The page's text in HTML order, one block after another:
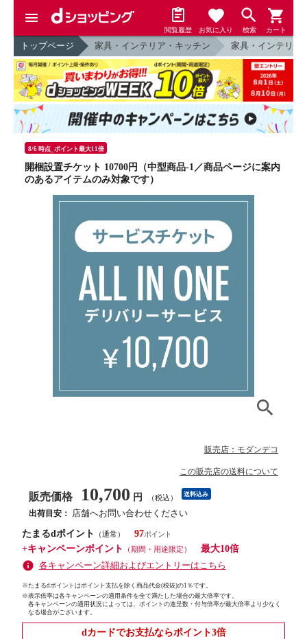
閲覧履歴 お気に入り 検索 カート
トップページ 家具・インテリア・キッチン 家具・インテリア
8/6 時点_ポイント最大11倍
開梱設置チケット 10700円（中型商品-1／商品ページに案内
のあるアイテムのみ対象です）
販売店：モダンデコ
この販売店の送料について
販売価格 10,700 円 （税込） 送料込み
出荷目安： 店舗へお問い合わせください
たまるdポイント
（通常）
97
+キャンペーンポイント
（期間・用途限定）
最大10倍
各キャンペーン詳細およびエントリーはこちら
※たまるdポイントはポイント支払を除く商品代金(税抜)の1％です。
※表示倍率は各キャンペーンの適用条件を全て満たした場合の最大倍率です。
各キャンペーンの適用状況によっては、ポイントの進呈数・付与倍率が最大倍率より少なく
なる場合がございます。
dカードでお支払ならポイント3倍